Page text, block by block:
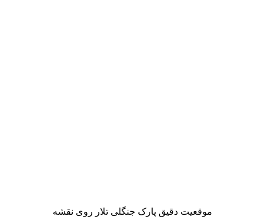
موقعیت دقیق پارک جنگلی تلار روی نقشه